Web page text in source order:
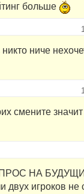
больше
никто ниче
смените значит
НА
двух игроков не